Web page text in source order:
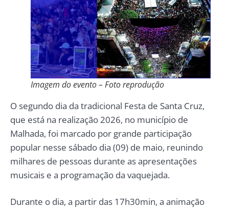
Imagem do evento – Foto reprodução
O segundo dia da tradicional Festa de Santa Cruz,
que está na realização 2026, no município de
Malhada, foi marcado por grande participação
popular nesse sábado dia (09) de maio, reunindo
milhares de pessoas durante as apresentações
musicais e a programação da vaquejada.
Durante o dia, a partir das 17h30min, a animação